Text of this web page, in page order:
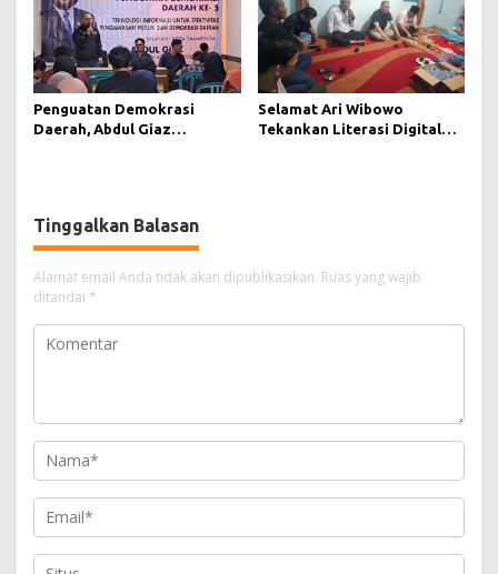
Penguatan Demokrasi
Daerah, Abdul Giaz
Selamat Ari Wibowo
Tekankan Literasi Digital
Tinggalkan Balasan
Alamat email Anda tidak akan dipublikasikan. Ruas yang wajib
ditandai *